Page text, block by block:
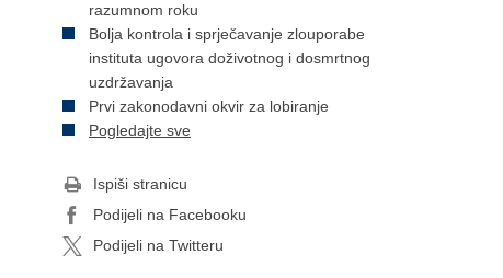
razumnom roku
Bolja kontrola i sprječavanje zlouporabe
instituta ugovora doživotnog i dosmrtnog
uzdržavanja
Prvi zakonodavni okvir za lobiranje
Pogledajte sve
Ispiši stranicu
Podijeli na Facebooku
Podijeli na Twitteru